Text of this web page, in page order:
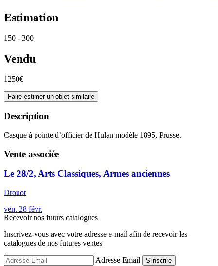
Estimation
150 - 300
Vendu
1250€
Faire estimer un objet similaire
Description
Casque à pointe d’officier de Hulan modèle 1895, Prusse.
Vente associée
Le 28/2, Arts Classiques, Armes anciennes
Drouot
ven. 28 févr.
Recevoir nos futurs catalogues
Inscrivez-vous avec votre adresse e-mail afin de recevoir les
catalogues de nos futures ventes
Adresse Email S'inscrire